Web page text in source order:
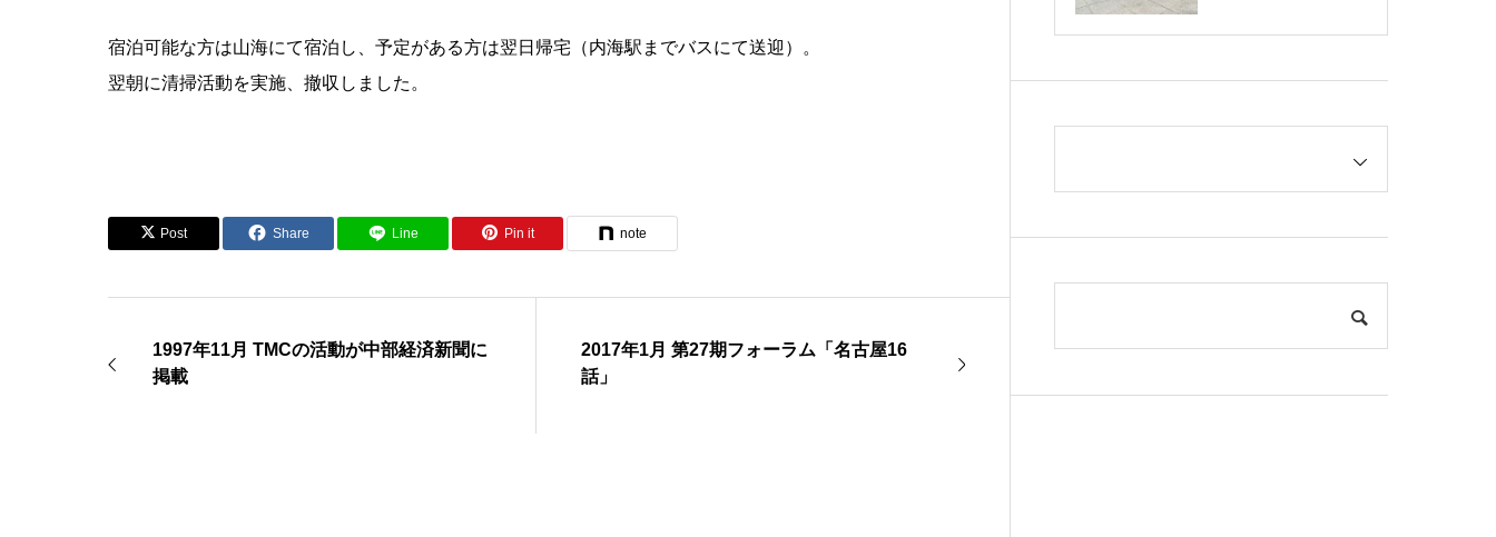
宿泊可能な方は山海にて宿泊し、予定がある方は翌日帰宅（内海駅までバスにて送迎）。
翌朝に清掃活動を実施、撤収しました。
Post Share Line Pin it note
1997年11月 TMCの活動が中部経済新聞に
掲載
2017年1月 第27期フォーラム「名古屋16
話」